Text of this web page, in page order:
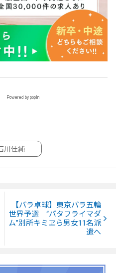
Powered by popIn
川佳純
【パラ卓球】東京パラ五輪
世界予選 “バタフライマダ
ム”別所キミヱら男女11名派
遣へ